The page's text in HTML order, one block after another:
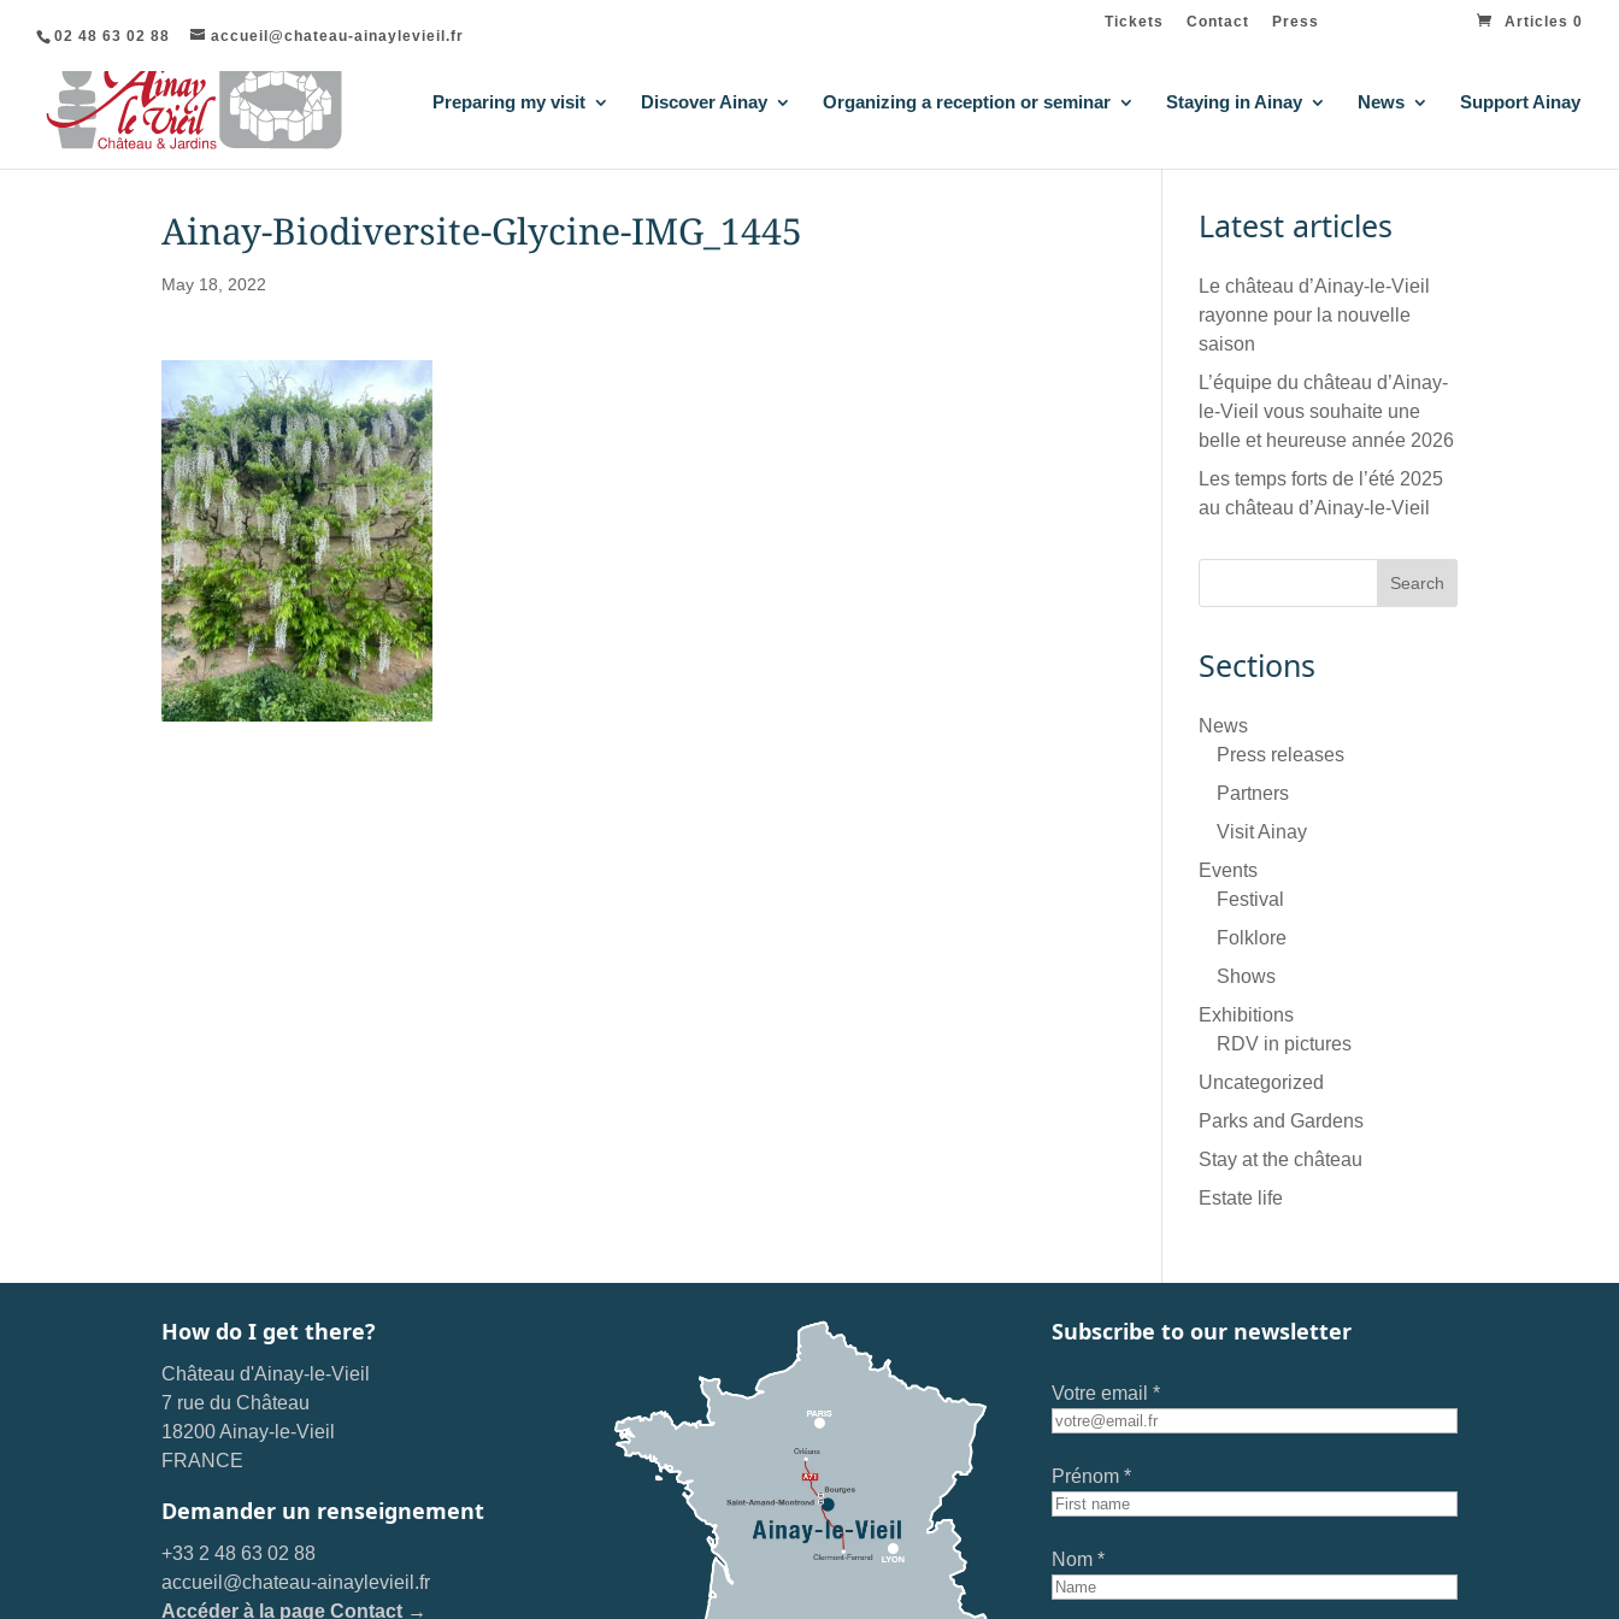
02 48 63 02 88 accueil@chateau-ainaylevieil.fr
Tickets Contact Press Articles 0
Preparing my visit Discover Ainay Organizing a reception or seminar Staying in Ainay News Support Ainay
Ainay-Biodiversite-Glycine-IMG_1445
May 18, 2022
Latest articles
Le château d’Ainay-le-Vieil
rayonne pour la nouvelle
saison
L’équipe du château d’Ainay-
le-Vieil vous souhaite une
belle et heureuse année 2026
Les temps forts de l’été 2025
au château d’Ainay-le-Vieil
Sections
News
Press releases
Partners
Visit Ainay
Events
Festival
Folklore
Shows
Exhibitions
RDV in pictures
Uncategorized
Parks and Gardens
Stay at the château
Estate life
How do I get there?
Château d'Ainay-le-Vieil
7 rue du Château
18200 Ainay-le-Vieil
FRANCE
Demander un renseignement
+33 2 48 63 02 88
accueil@chateau-ainaylevieil.fr
Accéder à la page Contact →
Subscribe to our newsletter
Votre email *
Prénom *
Nom *